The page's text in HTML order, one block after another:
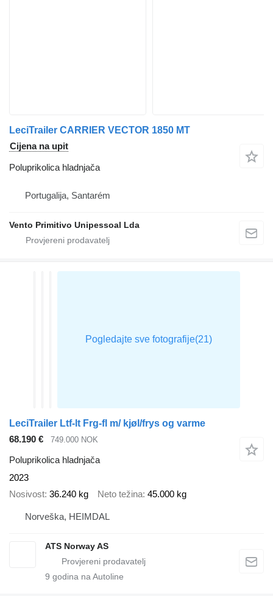
LeciTrailer CARRIER VECTOR 1850 MT
Cijena na upit
Poluprikolica hladnjača
Portugalija, Santarém
Vento Primitivo Unipessoal Lda
LeciTrailer Ltf-lt Frg-fl m/ kjøl/frys og varme
68.190 €
749.000 NOK
Poluprikolica hladnjača
2023
Nosivost 36.240 kg Neto težina 45.000 kg
Norveška, HEIMDAL
ATS Norway AS
9 godina na Autoline